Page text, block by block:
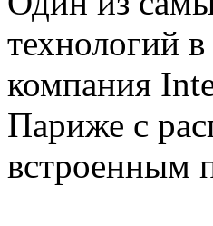
технологий
компания
Париже с
встроенным